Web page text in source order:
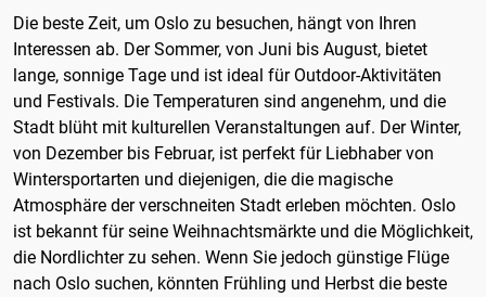
Die beste Zeit, um Oslo zu besuchen, hängt von Ihren
Interessen ab. Der Sommer, von Juni bis August, bietet
lange, sonnige Tage und ist ideal für Outdoor-Aktivitäten
und Festivals. Die Temperaturen sind angenehm, und die
Stadt blüht mit kulturellen Veranstaltungen auf. Der Winter,
von Dezember bis Februar, ist perfekt für Liebhaber von
Wintersportarten und diejenigen, die die magische
Atmosphäre der verschneiten Stadt erleben möchten. Oslo
ist bekannt für seine Weihnachtsmärkte und die Möglichkeit,
die Nordlichter zu sehen. Wenn Sie jedoch günstige Flüge
nach Oslo suchen, könnten Frühling und Herbst die beste